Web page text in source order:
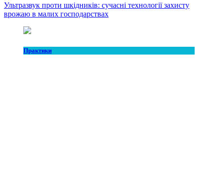
Ультразвук проти шкідників: сучасні технології захисту
врожаю в малих господарствах
Практики